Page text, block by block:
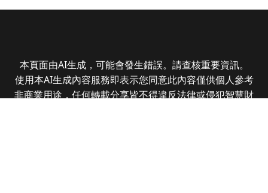
本頁面由AI生成，可能會發生錯誤。請查核重要資訊。
使用本AI生成內容服務即表示您同意此內容僅供個人參考
非商業用途，任何轉載分享皆不得違反法律或侵犯智慧財